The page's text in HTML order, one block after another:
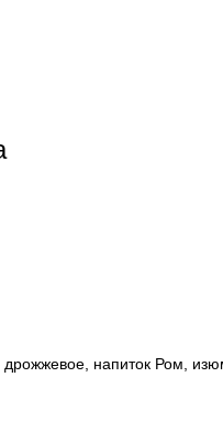
дрожжевое, напиток Ром,